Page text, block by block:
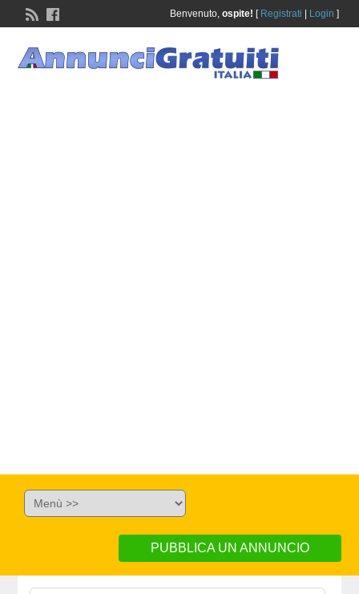
Benvenuto, ospite! [ Registrati Login ]
PUBBLICA UN ANNUNCIO